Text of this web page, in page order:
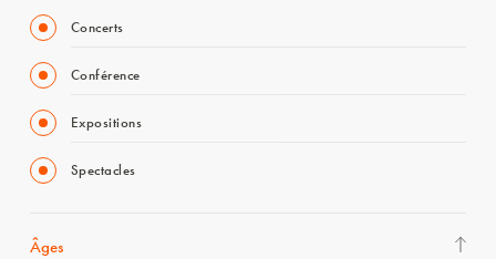
Concerts
Conférence
Expositions
Spectacles
Âges